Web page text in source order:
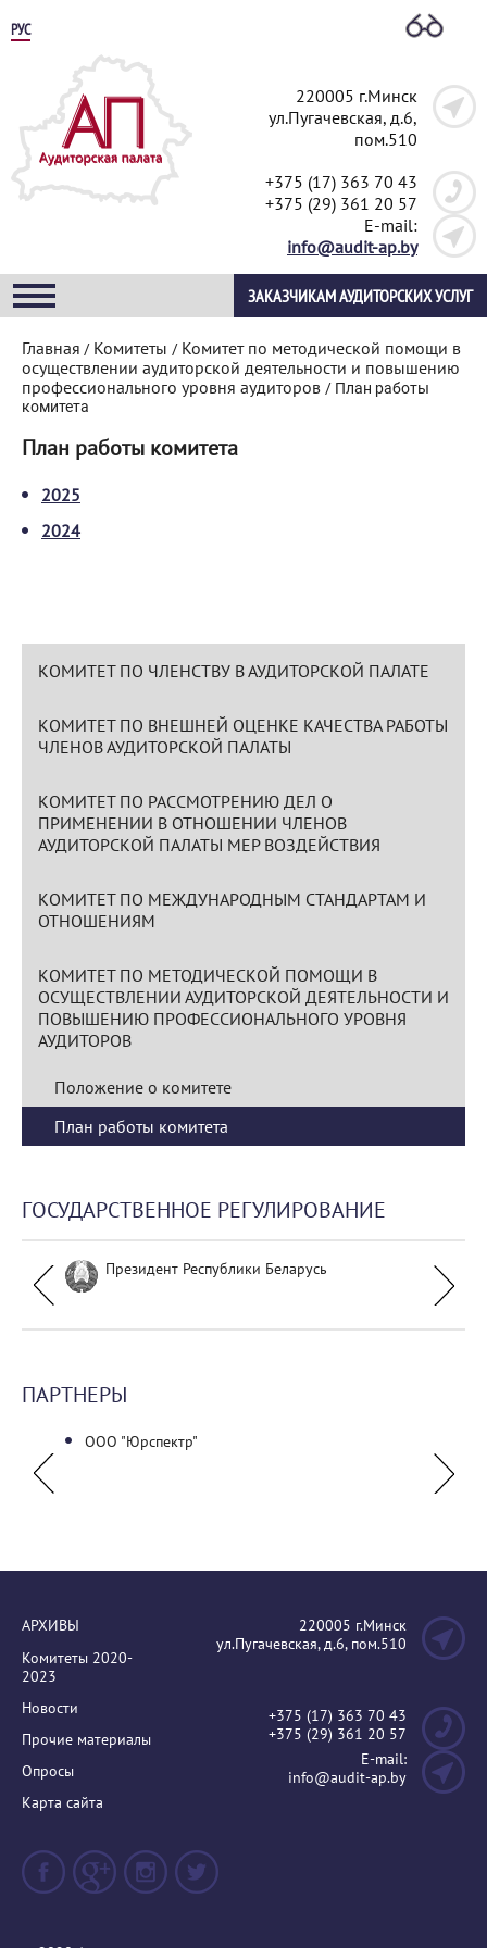
РУС
220005 г.Минск
ул.Пугачевская, д.6,
пом.510
+375 (17) 363 70 43
+375 (29) 361 20 57
E-mail:
info@audit-ap.by
ЗАКАЗЧИКАМ АУДИТОРСКИХ УСЛУГ
Главная / Комитеты / Комитет по методической помощи в
осуществлении аудиторской деятельности и повышению
профессионального уровня аудиторов / План работы
комитета
План работы комитета
2025
2024
КОМИТЕТ ПО ЧЛЕНСТВУ В АУДИТОРСКОЙ ПАЛАТЕ
КОМИТЕТ ПО ВНЕШНЕЙ ОЦЕНКЕ КАЧЕСТВА РАБОТЫ
ЧЛЕНОВ АУДИТОРСКОЙ ПАЛАТЫ
КОМИТЕТ ПО РАССМОТРЕНИЮ ДЕЛ О
ПРИМЕНЕНИИ В ОТНОШЕНИИ ЧЛЕНОВ
АУДИТОРСКОЙ ПАЛАТЫ МЕР ВОЗДЕЙСТВИЯ
КОМИТЕТ ПО МЕЖДУНАРОДНЫМ СТАНДАРТАМ И
ОТНОШЕНИЯМ
КОМИТЕТ ПО МЕТОДИЧЕСКОЙ ПОМОЩИ В
ОСУЩЕСТВЛЕНИИ АУДИТОРСКОЙ ДЕЯТЕЛЬНОСТИ И
ПОВЫШЕНИЮ ПРОФЕССИОНАЛЬНОГО УРОВНЯ
АУДИТОРОВ
Положение о комитете
План работы комитета
ГОСУДАРСТВЕННОЕ РЕГУЛИРОВАНИЕ
Президент Республики Беларусь
ПАРТНЕРЫ
ООО "Юрспектр"
АРХИВЫ
Комитеты 2020-
2023
Новости
Прочие материалы
Опросы
Карта сайта
220005 г.Минск
ул.Пугачевская, д.6, пом.510
+375 (17) 363 70 43
+375 (29) 361 20 57
E-mail:
info@audit-ap.by